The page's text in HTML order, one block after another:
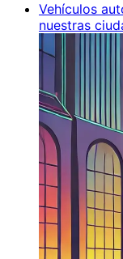
Vehículos
nuestras